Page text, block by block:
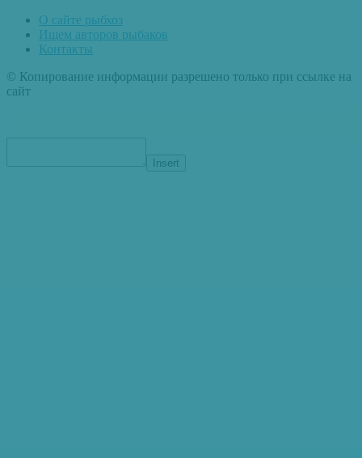
О сайте рыбхоз
Ищем авторов рыбаков
Контакты
© Копирование информации разрешено только при ссылке на
сайт
Insert